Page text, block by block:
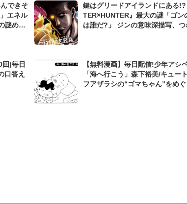
できそ
エネル
謎めい
鍵はグリードアイランドにある
TER×HUNTER』最大の謎「ゴン
は誰だ?」 ジンの意味深描写、つ
回)毎日
口答え
【無料漫画】毎日配信!少年アシ
「海へ行こう」森下裕美/キュー
フアザラシの“ゴマちゃん”をめ